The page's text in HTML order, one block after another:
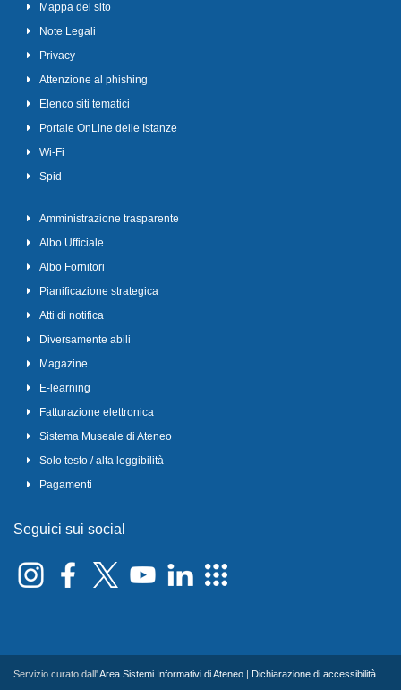
Mappa del sito
Note Legali
Privacy
Attenzione al phishing
Elenco siti tematici
Portale OnLine delle Istanze
Wi-Fi
Spid
Amministrazione trasparente
Albo Ufficiale
Albo Fornitori
Pianificazione strategica
Atti di notifica
Diversamente abili
Magazine
E-learning
Fatturazione elettronica
Sistema Museale di Ateneo
Solo testo / alta leggibilità
Pagamenti
Seguici sui social
Servizio curato dall'Area Sistemi Informativi di Ateneo Dichiarazione di accessibilità